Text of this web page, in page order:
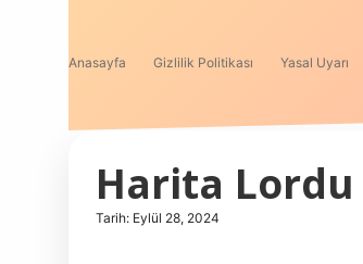
Anasayfa Gizlilik Politikası Yasal Uyarı
Harita
Tarih: Eylül 28, 2024